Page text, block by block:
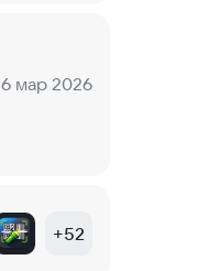
Дата:
6 мар 2026
+52